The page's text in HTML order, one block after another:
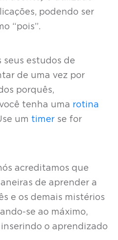
podendo ser
“pois”.
seus estudos de
de uma vez por
porquês,
tenha uma rotina
um timer se for
acreditamos que
de aprender a
e os demais mistérios
se ao máximo,
o aprendizado